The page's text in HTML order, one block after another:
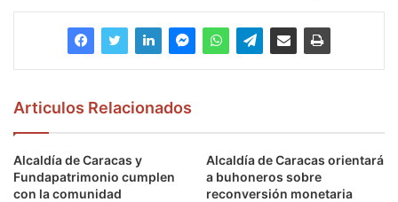
Articulos Relacionados
Alcaldía de Caracas y
Fundapatrimonio cumplen
con la comunidad
Alcaldía de Caracas orientará
a buhoneros sobre
reconversión monetaria